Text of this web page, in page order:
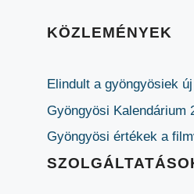
KÖZLEMÉNYEK
Elindult a gyöngyösiek
Gyöngyösi Kalendárium
Gyöngyösi értékek a